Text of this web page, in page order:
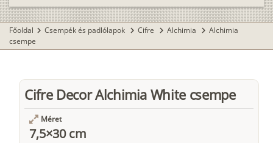
Főoldal chevron_right Csempék és padlólapok chevron_right Cifre chevron_right Alchimia chevron_right Alchimia
csempe
Cifre Decor Alchimia White csempe
Méret
7,5×30 cm